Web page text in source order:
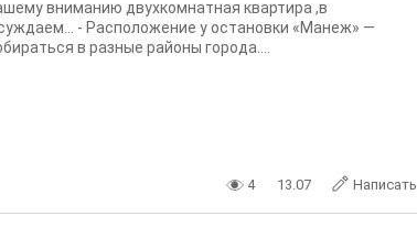
вниманию двухкомнатная квартира ,в
- Расположение у остановки «Манеж» —
в разные районы города....
4 13.07 Написать